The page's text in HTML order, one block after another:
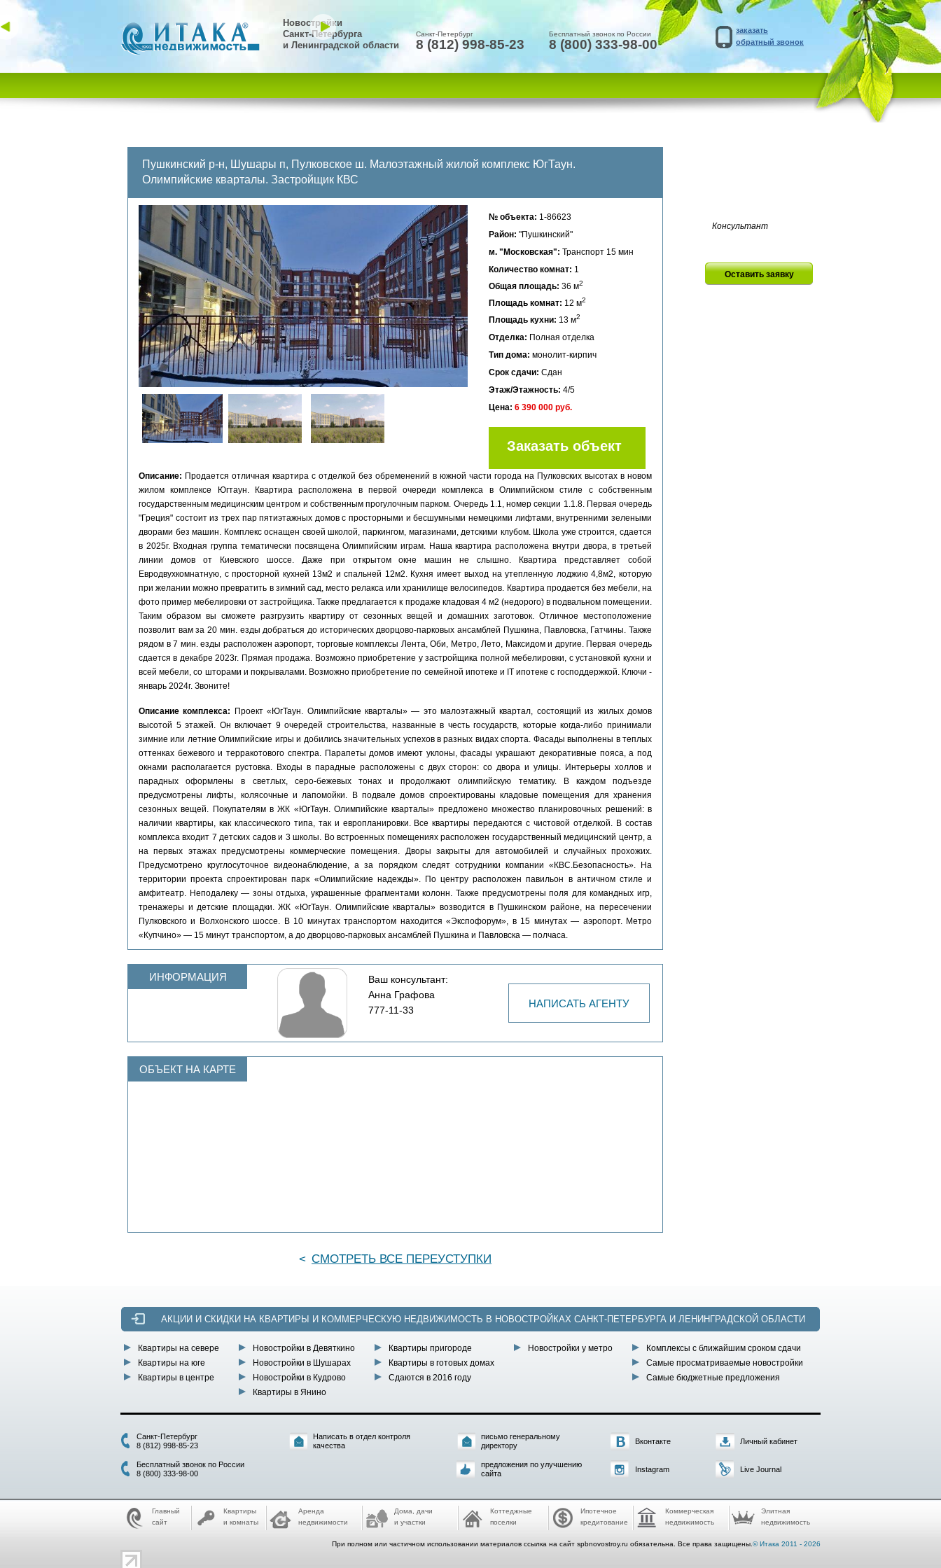
Новостройки
Санкт-Петербурга
и Ленинградской области
Санкт-Петербург
8 (812) 998-85-23
Бесплатный звонок по России
8 (800) 333-98-00
заказать
обратный звонок
Пушкинский р-н, Шушары п, Пулковское ш. Малоэтажный жилой комплекс ЮгТаун.
Олимпийские кварталы. Застройщик КВС
№ объекта: 1-86623
Район: "Пушкинский"
м. "Московская": Транспорт 15 мин
Количество комнат: 1
Общая площадь: 36 м2
Площадь комнат: 12 м2
Площадь кухни: 13 м2
Отделка: Полная отделка
Тип дома: монолит-кирпич
Срок сдачи: Сдан
Этаж/Этажность: 4/5
Цена: 6 390 000 руб.
Заказать объект
Описание: Продается отличная квартира с отделкой без обременений в южной части города на Пулковских высотах в новом
жилом комплексе Югтаун. Квартира расположена в первой очереди комплекса в Олимпийском стиле с собственным
государственным медицинским центром и собственным прогулочным парком. Очередь 1.1, номер секции 1.1.8. Первая очередь
"Греция" состоит из трех пар пятиэтажных домов с просторными и бесшумными немецкими лифтами, внутренними зелеными
дворами без машин. Комплекс оснащен своей школой, паркингом, магазинами, детскими клубом. Школа уже строится, сдается
в 2025г. Входная группа тематически посвящена Олимпийским играм. Наша квартира расположена внутри двора, в третьей
линии домов от Киевского шоссе. Даже при открытом окне машин не слышно. Квартира представляет собой
Евродвухкомнатную, с просторной кухней 13м2 и спальней 12м2. Кухня имеет выход на утепленную лоджию 4,8м2, которую
при желании можно превратить в зимний сад, место релакса или хранилище велосипедов. Квартира продается без мебели, на
фото пример мебелировки от застройщика. Также предлагается к продаже кладовая 4 м2 (недорого) в подвальном помещении.
Таким образом вы сможете разгрузить квартиру от сезонных вещей и домашних заготовок. Отличное местоположение
позволит вам за 20 мин. езды добраться до исторических дворцово-парковых ансамблей Пушкина, Павловска, Гатчины. Также
рядом в 7 мин. езды расположен аэропорт, торговые комплексы Лента, Оби, Метро, Лето, Максидом и другие. Первая очередь
сдается в декабре 2023г. Прямая продажа. Возможно приобретение у застройщика полной мебелировки, с установкой кухни и
всей мебели, со шторами и покрывалами. Возможно приобретение по семейной ипотеке и IT ипотеке с господдержкой. Ключи -
январь 2024г. Звоните!
Описание комплекса:
Проект «ЮгТаун. Олимпийские кварталы» — это малоэтажный квартал, состоящий из жилых домов
высотой 5 этажей. Он включает 9 очередей строительства, названные в честь государств, которые когда-либо принимали
зимние или летние Олимпийские игры и добились значительных успехов в разных видах спорта. Фасады выполнены в теплых
оттенках бежевого и терракотового спектра. Парапеты домов имеют уклоны, фасады украшают декоративные пояса, а под
окнами располагается рустовка. Входы в парадные расположены с двух сторон: со двора и улицы. Интерьеры холлов и
парадных оформлены в светлых, серо-бежевых тонах и продолжают олимпийскую тематику. В каждом подъезде
предусмотрены лифты, колясочные и лапомойки. В подвале домов спроектированы кладовые помещения для хранения
сезонных вещей. Покупателям в ЖК «ЮгТаун. Олимпийские кварталы» предложено множество планировочных решений: в
наличии квартиры, как классического типа, так и европланировки. Все квартиры передаются с чистовой отделкой. В состав
комплекса входит 7 детских садов и 3 школы. Во встроенных помещениях расположен государственный медицинский центр, а
на первых этажах предусмотрены коммерческие помещения. Дворы закрыты для автомобилей и случайных прохожих.
Предусмотрено круглосуточное видеонаблюдение, а за порядком следят сотрудники компании «КВС.Безопасность». На
территории проекта спроектирован парк «Олимпийские надежды». По центру расположен павильон в античном стиле и
амфитеатр. Неподалеку — зоны отдыха, украшенные фрагментами колонн. Также предусмотрены поля для командных игр,
тренажеры и детские площадки. ЖК «ЮгТаун. Олимпийские кварталы» возводится в Пушкинском районе, на пересечении
Пулковского и Волхонского шоссе. В 10 минутах транспортом находится «Экспофорум», в 15 минутах — аэропорт. Метро
«Купчино» — 15 минут транспортом, а до дворцово-парковых ансамблей Пушкина и Павловска — полчаса.
ИНФОРМАЦИЯ
Ваш консультант:
Анна Графова
777-11-33
НАПИСАТЬ АГЕНТУ
ОБЪЕКТ НА КАРТЕ
< СМОТРЕТЬ ВСЕ ПЕРЕУСТУПКИ
Оставить заявку
Консультант
АКЦИИ И СКИДКИ НА КВАРТИРЫ И КОММЕРЧЕСКУЮ НЕДВИЖИМОСТЬ В НОВОСТРОЙКАХ САНКТ-ПЕТЕРБУРГА И ЛЕНИНГРАДСКОЙ ОБЛАСТИ
Квартиры на севере
Квартиры на юге
Квартиры в центре
Новостройки в Девяткино
Новостройки в Шушарах
Новостройки в Кудрово
Квартиры в Янино
Квартиры пригороде
Квартиры в готовых домах
Сдаются в 2016 году
Новостройки у метро
Комплексы с ближайшим сроком сдачи
Самые просматриваемые новостройки
Самые бюджетные предложения
Санкт-Петербург
8 (812) 998-85-23
Бесплатный звонок по России
8 (800) 333-98-00
Написать в отдел контроля
качества
письмо генеральному
директору
предложения по улучшению
сайта
Вконтакте
Instagram
Личный кабинет
Live Journal
Главный
сайт
Квартиры
и комнаты
Аренда
недвижимости
Дома, дачи
и участки
Коттеджные
поселки
Ипотечное
кредитование
Коммерческая
недвижимость
Элитная
недвижимость
При полном или частичном использовании материалов ссылка на сайт spbnovostroy.ru обязательна. Все права защищены. © Итака 2011 - 2026